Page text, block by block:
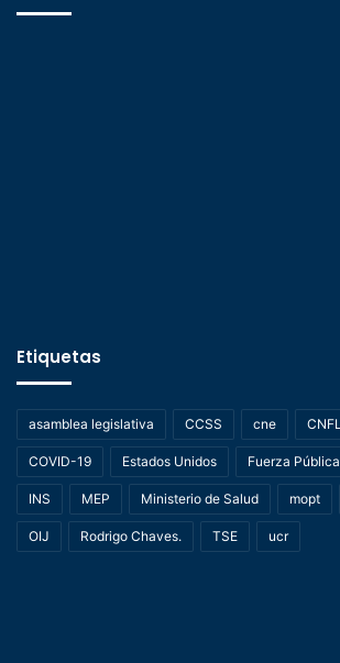
Etiquetas
asamblea legislativa CCSS cne CNFL
COVID-19 Estados Unidos Fuerza Pública
INS MEP Ministerio de Salud mopt
OIJ Rodrigo Chaves. TSE ucr